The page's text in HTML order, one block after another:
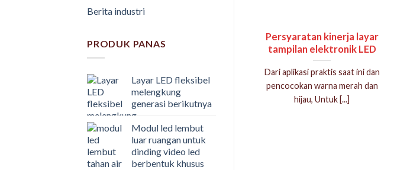
Berita industri
PRODUK PANAS
Layar LED fleksibel
melengkung
generasi berikutnya
Modul led lembut
luar ruangan untuk
dinding video led
berbentuk khusus
Persyaratan kinerja layar
tampilan elektronik LED
Dari aplikasi praktis saat ini dan
pencocokan warna merah dan
hijau, Untuk [...]